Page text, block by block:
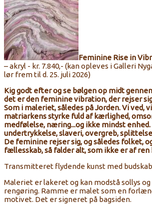
Feminine Rise in
– akryl - kr. 7.840,- (kan opleves i Galleri
lør frem til d. 25. juli 2026)
Kig godt efter og se bølgen op midt
det er den feminine vibration, der rejser
Som i maleriet, således på Jorden. Vi ved,
matriarkens styrke fuld af kærlighed,
medfølelse, næring...og ikke mindst enhed.
undertrykkelse, slaveri, overgreb,
De feminine rejser sig, og således folket,
fællesskab, så falder alt, som ikke er af
Transmitteret flydende kunst med
Maleriet er lakeretog kan modstå sollys og
rengøring. Ramme er maletsom en
motivet. Det er signeret på bagsiden.